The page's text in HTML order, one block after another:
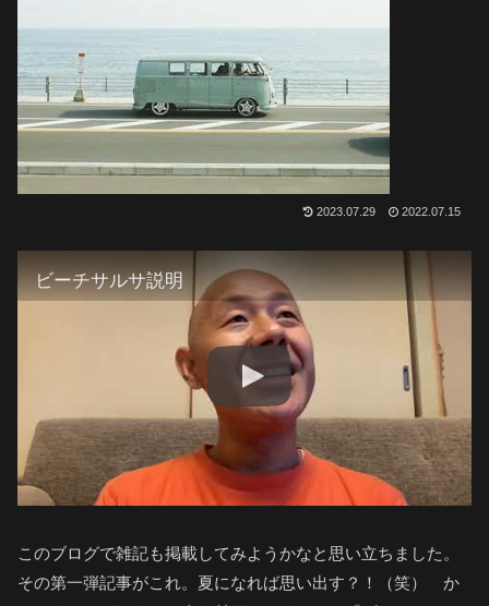
2023.07.29 2022.07.15
ビーチサルサ説明
このブログで雑記も掲載してみようかなと思い立ちました。
その第一弾記事がこれ。夏になれば思い出す？！（笑） か